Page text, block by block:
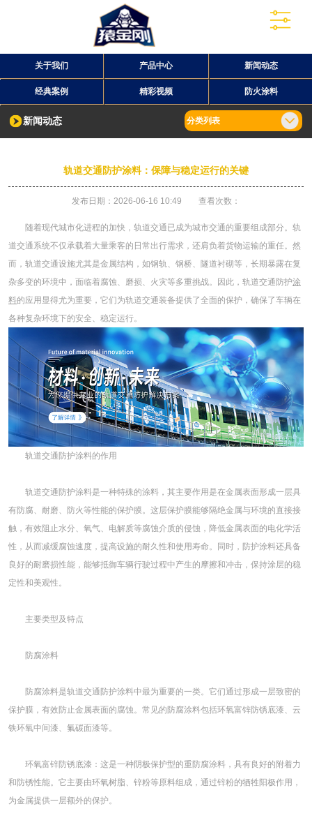
关于我们 产品中心 新闻动态
经典案例 精彩视频 防火涂料
新闻动态 分类列表
轨道交通防护涂料：保障与稳定运行的关键
发布日期：2026-06-16 10:49 查看次数：
随着现代城市化进程的加快，轨道交通已成为城市交通的重要组成部分。轨
道交通系统不仅承载着大量乘客的日常出行需求，还肩负着货物运输的重任。然
而，轨道交通设施尤其是金属结构，如钢轨、钢桥、隧道衬砌等，长期暴露在复
杂多变的环境中，面临着腐蚀、磨损、火灾等多重挑战。因此，轨道交通防护涂
料的应用显得尤为重要，它们为轨道交通装备提供了全面的保护，确保了车辆在
各种复杂环境下的安全、稳定运行。
轨道交通防护涂料的作用
轨道交通防护涂料是一种特殊的涂料，其主要作用是在金属表面形成一层具
有防腐、耐磨、防火等性能的保护膜。这层保护膜能够隔绝金属与环境的直接接
触，有效阻止水分、氧气、电解质等腐蚀介质的侵蚀，降低金属表面的电化学活
性，从而减缓腐蚀速度，提高设施的耐久性和使用寿命。同时，防护涂料还具备
良好的耐磨损性能，能够抵御车辆行驶过程中产生的摩擦和冲击，保持涂层的稳
定性和美观性。
主要类型及特点
防腐涂料
防腐涂料是轨道交通防护涂料中最为重要的一类。它们通过形成一层致密的
保护膜，有效防止金属表面的腐蚀。常见的防腐涂料包括环氧富锌防锈底漆、云
铁环氧中间漆、氟碳面漆等。
环氧富锌防锈底漆：这是一种阴极保护型的重防腐涂料，具有良好的附着力
和防锈性能。它主要由环氧树脂、锌粉等原料组成，通过锌粉的牺牲阳极作用，
为金属提供一层额外的保护。